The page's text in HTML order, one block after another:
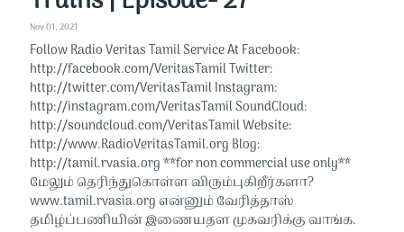
Nov 01, 2021
Follow Radio Veritas Tamil Service At Facebook:
http://facebook.com/VeritasTamil​​​​​ Twitter:
http://twitter.com/VeritasTamil​​​​​ Instagram:
http://instagram.com/VeritasTamil​​​​​ SoundCloud:
http://soundcloud.com/VeritasTamil​​​​​ Website:
http://www.RadioVeritasTamil.org​​​​​ Blog:
http://tamil.rvasia.org​​​​​ **for non commercial use only**
மேலும் தெரிந்துகொள்ள விரும்புகிறீர்களா?
www.tamil.rvasia.org என்னும் வேரித்தாஸ்
தமிழ்ப்பணியின் இணையதள முகவரிக்கு வாங்க.